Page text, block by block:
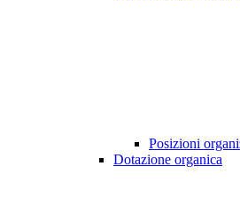
Posizioni
Dotazione organica